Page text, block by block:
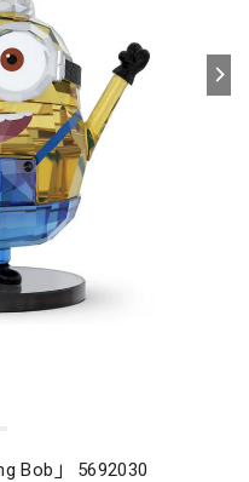
Bob」 5692030